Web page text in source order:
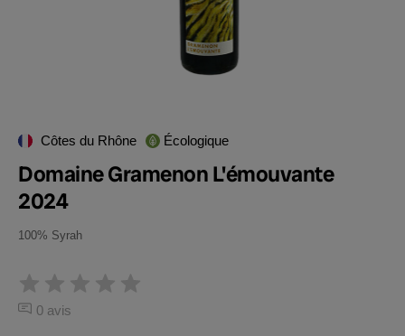
Côtes du Rhône Écologique
Domaine Gramenon L'émouvante
2024
100% Syrah
0 avis